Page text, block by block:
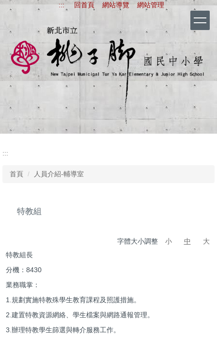
跳
主
容
::: 回首頁 網站導覽 網站管理
新北市立桃子腳
:::
首頁 人員介紹-輔導室
特教組
字體大小調整 小 中
大
特教組長
分機：8430
業務職掌：
1.規劃實施特教殊學生教育課程及照護措施。
2.建置特教資源網絡、學生檔案與網路通報管理。
3.辦理特教學生篩選與轉介服務工作。